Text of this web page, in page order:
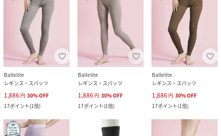
Ballelite
レギンス・スパッツ
1,886 円 30%OFF
17ポイント(1倍)
Ballelite
レギンス・スパッツ
1,886 円 30%OFF
17ポイント(1倍)
Ballelite
レギンス・スパッツ
1,886 円 30%OFF
17ポイント(1倍)